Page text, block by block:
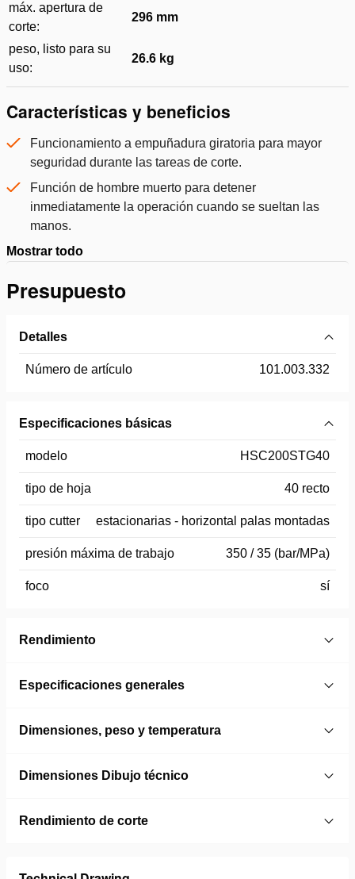
máx. apertura de
corte:
296 mm
peso, listo para su
uso:
26.6 kg
Características y beneficios
Funcionamiento a empuñadura giratoria para mayor
seguridad durante las tareas de corte.
Función de hombre muerto para detener
inmediatamente la operación cuando se sueltan las
manos.
Mostrar todo
Presupuesto
Detalles
Número de artículo 101.003.332
Especificaciones básicas
modelo HSC200STG40
tipo de hoja 40 recto
tipo cutter estacionarias - horizontal palas montadas
presión máxima de trabajo 350 / 35 (bar/MPa)
foco sí
Rendimiento
Especificaciones generales
Dimensiones, peso y temperatura
Dimensiones Dibujo técnico
Rendimiento de corte